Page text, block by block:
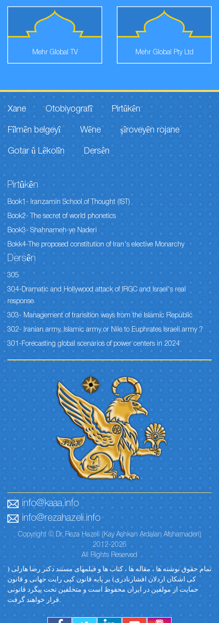
Mehr Global TV Mehr Global Pty Ltd
Xane Otobiyografî Pirtûkên
Fîlmên belgeyî Wêne şîroveyên rojane
Gotar û Lêkolîn Dersên
Pirtûkên
Book1- Iranzamin School of Thought (IST)
Book2- The secret of world phonetics
Book3- Shahnameh-ye Naderi
Bokk4-The proposed constitution of Iran's elective Monarchy
Dersên
305
304-Dramatic and Hollywood attack of IRGC and Israel's real
response
303- Management of transition ways from the Islamic Republic
302- Iranian army, Islamic army or Nile to Euphrates Israeli army ?
301-Forecasting global scenarios of power centers in 2024
info@kaaa.info
info@rezahazeli.info
Copyright © Dr. Reza Hazeli (Kay Ashkan Ardalan Afsharnaderi)
2012-2026
All Rights Reserved
تمام حقوق نوشته ها ، مقاله ها ، کتاب ها و فیلمهای مستند دکتر رضا هازلی (
کی اشکان اردلان افشارنادری) بر پایه قانون کپی رایت جهانی و قانون
حمایت از مولفین در ایران محفوظ است و متخلفین تحت پیگرد قانونی
قرار خواهند گرفت.